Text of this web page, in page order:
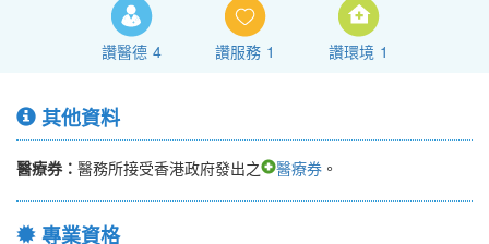
讚醫德 4 讚服務 1 讚環境 1
其他資料
醫療券： 醫務所接受香港政府發出之 醫療券 。
專業資格